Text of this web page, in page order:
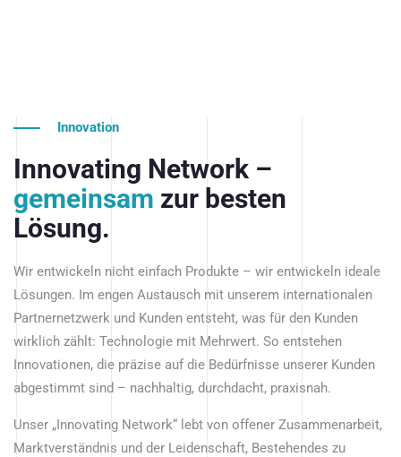
Innovation
Innovating Network –
gemeinsam zur besten
Lösung.
Wir entwickeln nicht einfach Produkte – wir entwickeln ideale
Lösungen. Im engen Austausch mit unserem internationalen
Partnernetzwerk und Kunden entsteht, was für den Kunden
wirklich zählt: Technologie mit Mehrwert. So entstehen
Innovationen, die präzise auf die Bedürfnisse unserer Kunden
abgestimmt sind – nachhaltig, durchdacht, praxisnah.
Unser „Innovating Network“ lebt von offener Zusammenarbeit,
Marktverständnis und der Leidenschaft, Bestehendes zu